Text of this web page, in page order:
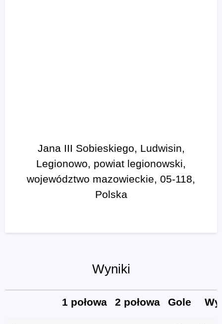
Jana III Sobieskiego, Ludwisin,
Legionowo, powiat legionowski,
województwo mazowieckie, 05-118,
Polska
Wyniki
1 połowa 2 połowa Gole